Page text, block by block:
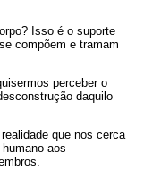
Isso é o suporte
compõem e tramam
perceber o
daquilo
que nos cerca
aos